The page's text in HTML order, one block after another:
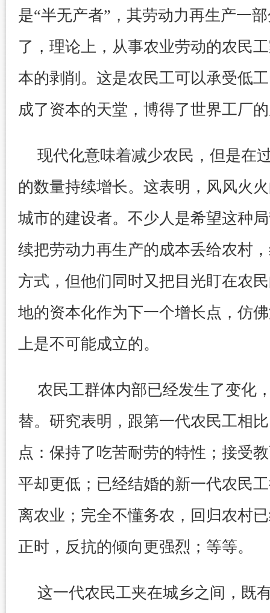
是“半无产者”，其劳动力再生产一
了，理论上，从事农业劳动的农民
本的剥削。这是农民工可以承受低
成了资本的天堂，博得了世界工厂
现代化意味着减少农民，但是在
的数量持续增长。这表明，风风火
城市的建设者。不少人是希望这种
续把劳动力再生产的成本丢给农村
方式，但他们同时又把目光盯在农
地的资本化作为下一个增长点，仿
上是不可能成立的。
农民工群体内部已经发生了变化
替。研究表明，跟第一代农民工相
点：保持了吃苦耐劳的特性；接受
平却更低；已经结婚的新一代农民
离农业；完全不懂务农，回归农村
正时，反抗的倾向更强烈；等等。
这一代农民工夹在城乡之间，既